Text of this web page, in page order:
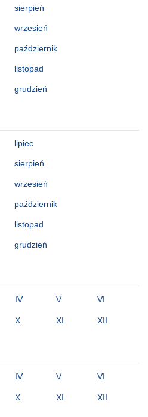
sierpień
wrzesień
październik
listopad
grudzień
lipiec
sierpień
wrzesień
październik
listopad
grudzień
IV V VI
X XI XII
IV V VI
X XI XII